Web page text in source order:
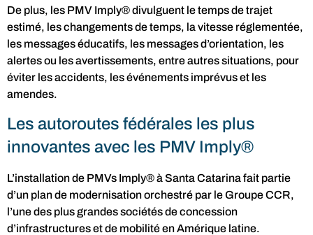
De plus, les PMV Imply® divulguent le temps de trajet
estimé, les changements de temps, la vitesse réglementée,
les messages éducatifs, les messages d’orientation, les
alertes ou les avertissements, entre autres situations, pour
éviter les accidents, les événements imprévus et les
amendes.
Les autoroutes fédérales les plus
innovantes avec les PMV Imply®
L’installation de PMVs Imply® à Santa Catarina fait partie
d’un plan de modernisation orchestré par le Groupe CCR,
l’une des plus grandes sociétés de concession
d’infrastructures et de mobilité en Amérique latine.